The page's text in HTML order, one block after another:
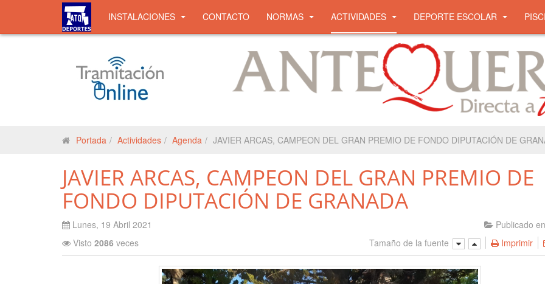
INSTALACIONES CONTACTO NORMAS ACTIVIDADES DEPORTE ESCOLAR
Portada Actividades Agenda JAVIER ARCAS, CAMPEON DEL GRAN PREMIO DE FONDO DIPUTACIÓN DE
JAVIER ARCAS, CAMPEON DEL GRAN PREMIO DE
FONDO DIPUTACIÓN DE GRANADA
Lunes, 19 Abril 2021 Publicado en
Visto 2086 veces Tamaño de la fuente Imprimir